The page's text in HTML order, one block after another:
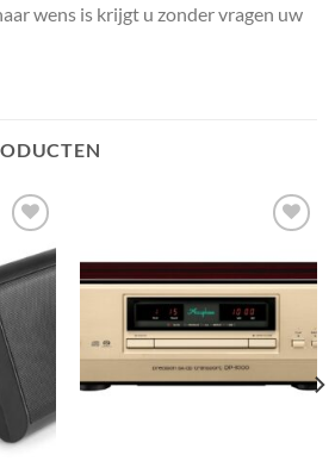
wens is krijgt u zonder vragen uw
aan
Toevoegen
aan
wenslijst